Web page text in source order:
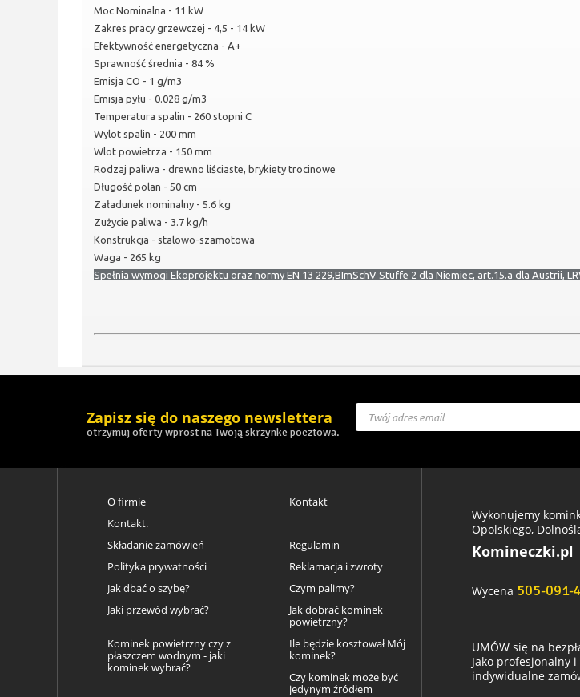
Moc Nominalna - 11 kW
Zakres pracy grzewczej - 4,5 - 14 kW
Efektywność energetyczna - A+
Sprawność średnia - 84 %
Emisja CO - 1 g/m3
Emisja pyłu - 0.028 g/m3
Temperatura spalin - 260 stopni C
Wylot spalin - 200 mm
Wlot powietrza - 150 mm
Rodzaj paliwa - drewno liściaste, brykiety trocinowe
Długość polan - 50 cm
Załadunek nominalny - 5.6 kg
Zużycie paliwa - 3.7 kg/h
Konstrukcja - stalowo-szamotowa
Waga - 265 kg
Spełnia wymogi Ekoprojektu oraz normy EN 13 229,BImSchV Stuffe 2 dla Niemiec, art.15.a dla Austrii,
Zapisz się do naszego newslettera
otrzymuj oferty wprost na Twoją skrzynke pocztowa.
O firmie
Kontakt
Kontakt.
Składanie zamówień
Regulamin
Polityka prywatności
Reklamacja i zwroty
Jak dbać o szybę?
Czym palimy?
Jaki przewód wybrać?
Jak dobrać kominek
powietrzny?
Kominek powietrzny czy z
płaszczem wodnym - jaki
kominek wybrać?
Ile będzie kosztował Mój
kominek?
Czy kominek może być
jedynym źródłem
Wykonujemy
Opolskiego,
Komineczki.pl
Wycena 505-091-
UMÓW się na
Jako profesjonalny
indywidualne